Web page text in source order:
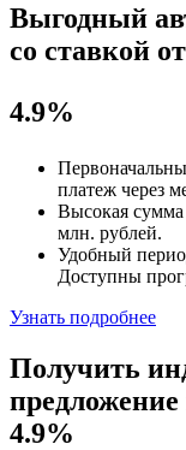
Выгодный
со ставкой от
4.9%
платеж через
Высокая
млн. рублей.
Удобный
Доступны
Узнать подробнее
Получить
4.9%